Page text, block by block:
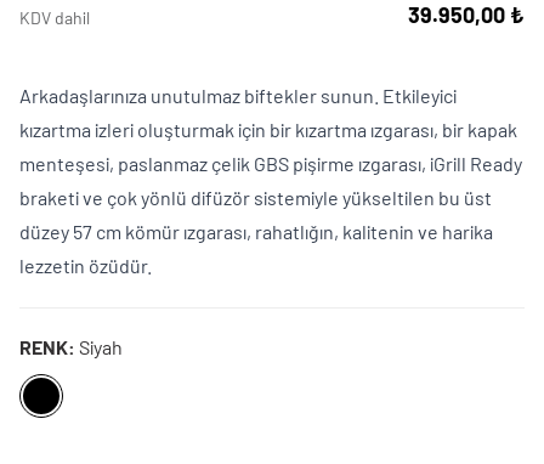
KDV dahil 39.950,00 ₺
Arkadaşlarınıza unutulmaz biftekler sunun. Etkileyici
kızartma izleri oluşturmak için bir kızartma ızgarası, bir kapak
menteşesi, paslanmaz çelik GBS pişirme ızgarası, iGrill Ready
braketi ve çok yönlü difüzör sistemiyle yükseltilen bu üst
düzey 57 cm kömür ızgarası, rahatlığın, kalitenin ve harika
lezzetin özüdür.
RENK: Siyah